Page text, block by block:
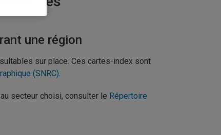
une région
sur place. Ces cartes-index sont
(SNRC).
secteur choisi, consulter le Répertoire